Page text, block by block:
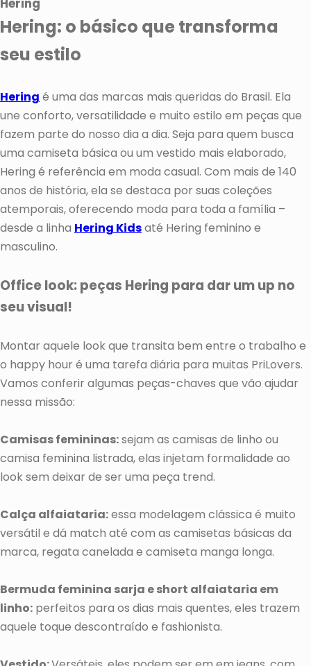
Moda Praia
Hering
Hering: o básico que transforma
seu estilo
Hering é uma das marcas mais queridas do Brasil. Ela
une conforto, versatilidade e muito estilo em peças que
fazem parte do nosso dia a dia. Seja para quem busca
uma camiseta básica ou um vestido mais elaborado,
Hering é referência em moda casual. Com mais de 140
anos de história, ela se destaca por suas coleções
atemporais, oferecendo moda para toda a família –
desde a linha Hering Kidsaté Hering feminino e
masculino.
Office look: peças Hering para dar um up no
seu visual!
Montar aquele look que transita bem entre o trabalho e
o happy hour é uma tarefa diária para muitas PriLovers.
Vamos conferir algumas peças-chaves que vão ajudar
nessa missão:
Camisas femininas:sejam as camisas de linho ou
camisa feminina listrada, elas injetam formalidade ao
look sem deixar de ser uma peça trend.
Calça alfaiataria:essa modelagem clássica é muito
versátil e dá match até com as camisetas básicas da
marca, regata canelada e camiseta manga longa.
Bermuda feminina sarja e short alfaiataria em
linho: perfeitos para os dias mais quentes, eles trazem
aquele toque descontraído e fashionista.